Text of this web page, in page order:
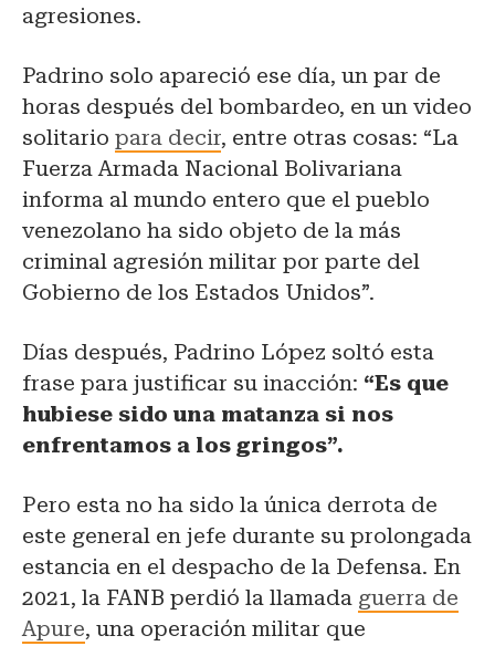
agresiones.
Padrino solo apareció ese día, un par de
horas después del bombardeo, en un video
solitario para decir, entre otras cosas: “La
Fuerza Armada Nacional Bolivariana
informa al mundo entero que el pueblo
venezolano ha sido objeto de la más
criminal agresión militar por parte del
Gobierno de los Estados Unidos”.
Días después, Padrino López soltó esta
frase para justificar su inacción: “Es que
hubiese sido una matanza si nos
enfrentamos a los gringos”.
Pero esta no ha sido la única derrota de
este general en jefe durante su prolongada
estancia en el despacho de la Defensa. En
2021, la FANB perdió la llamada guerra de
Apure, una operación militar que